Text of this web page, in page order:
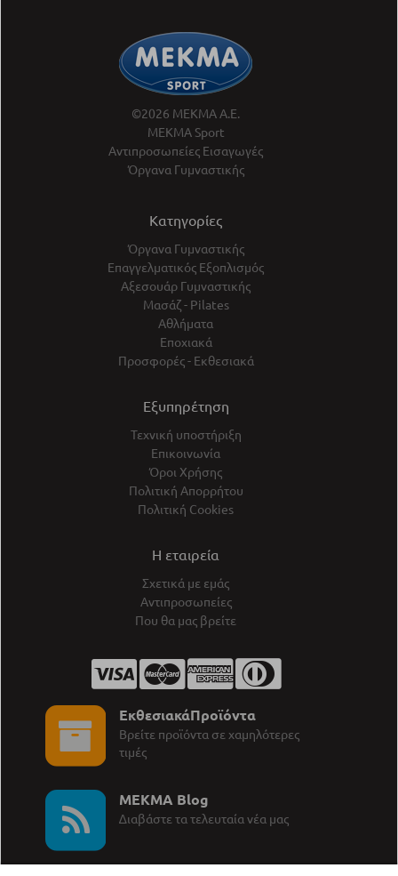
©2026 ΜΕΚΜΑ Α.Ε.
ΜΕΚΜΑ Sport
Αντιπροσωπείες Εισαγωγές
Όργανα Γυμναστικής
Κατηγορίες
Όργανα Γυμναστικής
Επαγγελματικός Εξοπλισμός
Αξεσουάρ Γυμναστικής
Μασάζ - Pilates
Αθλήματα
Εποχιακά
Προσφορές - Εκθεσιακά
Εξυπηρέτηση
Τεχνική υποστήριξη
Επικοινωνία
Όροι Χρήσης
Πολιτική Απορρήτου
Πολιτική Cookies
Η εταιρεία
Σχετικά με εμάς
Αντιπροσωπείες
Που θα μας βρείτε
ΕκθεσιακάΠροϊόντα
Βρείτε προϊόντα σε χαμηλότερες
τιμές
MEKMA Blog
∆ιαβάστε τα τελευταία νέα μας